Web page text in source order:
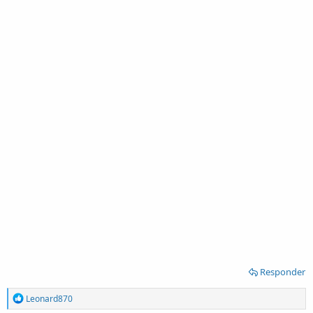
Responder
R
e
Leonard870